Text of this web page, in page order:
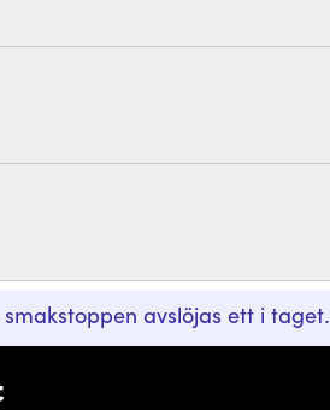
avslöjas ett i taget.